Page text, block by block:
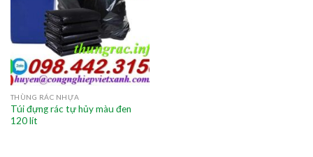
THÙNG RÁC NHỰA
Túi đựng rác tự hủy màu đen
120 lít